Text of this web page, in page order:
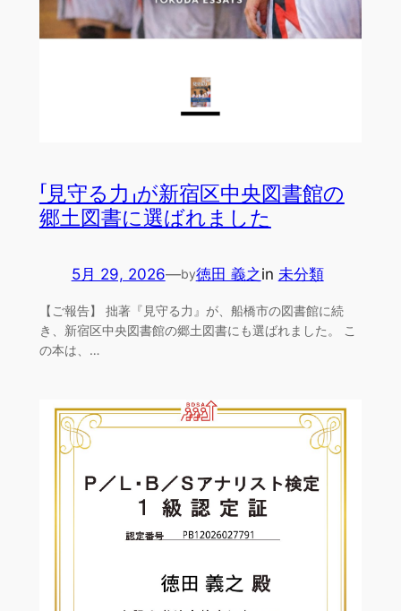
「見守る力」が新宿区中央図書館の
郷土図書に選ばれました
5月 29, 2026—by徳田 義之in 未分類
【ご報告】 拙著『見守る力』が、船橋市の図書館に続
き、新宿区中央図書館の郷土図書にも選ばれました。 こ
の本は、…